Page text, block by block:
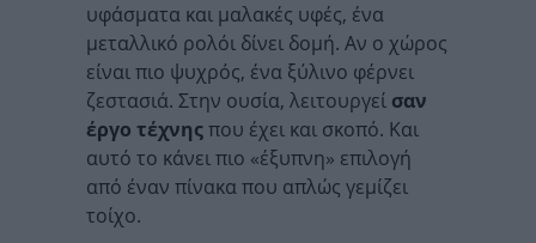
υφάσματα και μαλακές υφές, ένα
μεταλλικό ρολόι δίνει δομή. Αν ο χώρος
είναι πιο ψυχρός, ένα ξύλινο φέρνει
ζεστασιά. Στην ουσία, λειτουργεί σαν
έργο τέχνηςπου έχει και σκοπό. Και
αυτό το κάνει πιο «έξυπνη» επιλογή
από έναν πίνακα που απλώς γεμίζει
τοίχο.